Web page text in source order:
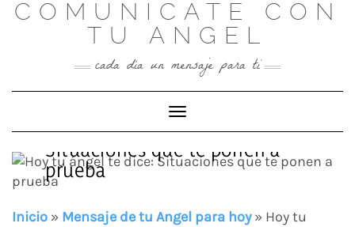
SkipCOMUNICATE CON
TU ANGEL
cada día un mensaje para ti
Toggle Navigation
Hoy tu ángel te dice:
Situaciones que te ponen a
prueba
Inicio » Mensaje de tu Angel para hoy» Hoy tu